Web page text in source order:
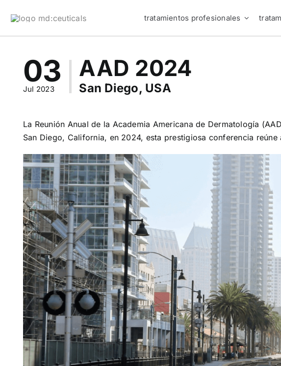
tratamientos profesionales
03
Jul 2023
AAD 2024
San Diego, USA
La Reunión Anual de la Academia Americana de Dermatología
San Diego, California, en 2024, esta prestigiosa conferencia